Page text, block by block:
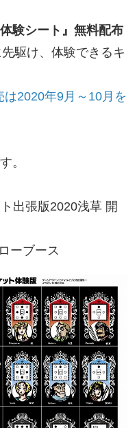
験シート』無料配布
駆け、体験できるキ
2020年9月～10月を
。
出張版2020浅草 開
ーブース